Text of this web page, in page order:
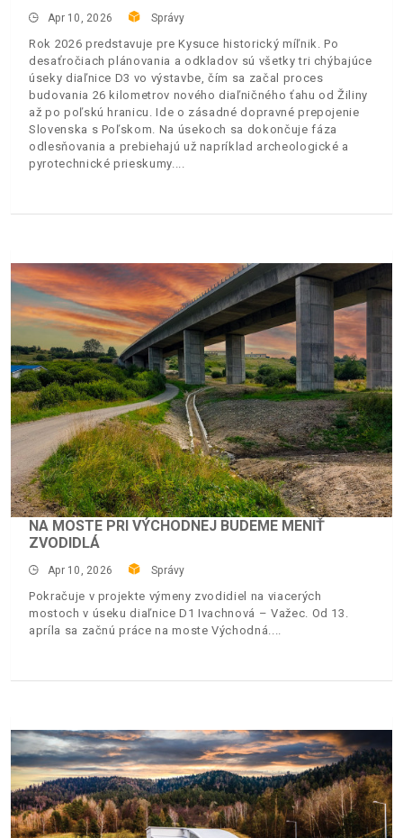
Apr 10, 2026 Správy
Rok 2026 predstavuje pre Kysuce historický míľnik. Po
desaťročiach plánovania a odkladov sú všetky tri chýbajúce
úseky diaľnice D3 vo výstavbe, čím sa začal proces
budovania 26 kilometrov nového diaľničného ťahu od Žiliny
až po poľskú hranicu. Ide o zásadné dopravné prepojenie
Slovenska s Poľskom. Na úsekoch sa dokončuje fáza
odlesňovania a prebiehajú už napríklad archeologické a
pyrotechnické prieskumy.
NA MOSTE PRI VÝCHODNEJ BUDEME MENIŤ
ZVODIDLÁ
Apr 10, 2026 Správy
Pokračuje v projekte výmeny zvodidiel na viacerých
mostoch v úseku diaľnice D1 Ivachnová – Važec. Od 13.
apríla sa začnú práce na moste Východná.